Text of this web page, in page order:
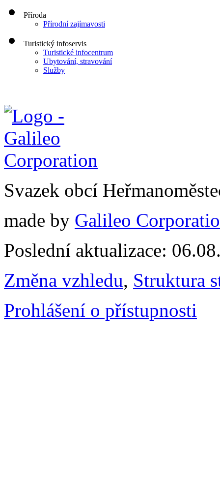
Příroda
Přírodní zajímavosti
Turistický infoservis
Turistické infocentrum
Ubytování, stravování
Služby
Svazek obcí
made by Galileo
Poslední aktualizace:
Změna vzhledu, Struktura
Prohlášení o přístupnosti